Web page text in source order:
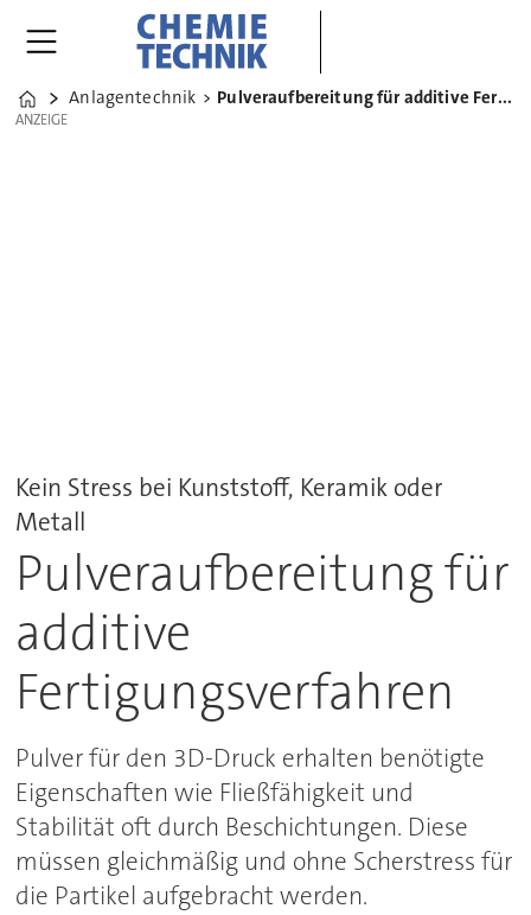
Home
Anlagentechnik Pulveraufbereitung für additive Fertigungsverfahren
ANZEIGE
ANZEIGE
Kein Stress bei Kunststoff, Keramik oder
Metall
Pulveraufbereitung für
additive
Fertigungsverfahren
Pulver für den 3D-Druck erhalten benötigte
Eigenschaften wie Fließfähigkeit und
Stabilität oft durch Beschichtungen. Diese
müssen gleichmäßig und ohne Scherstress für
die Partikel aufgebracht werden.